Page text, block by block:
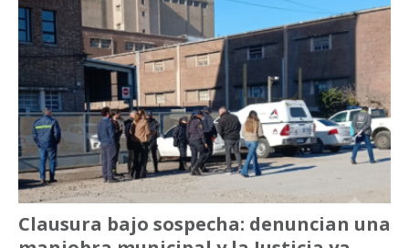
Clausura bajo sospecha: denuncian una